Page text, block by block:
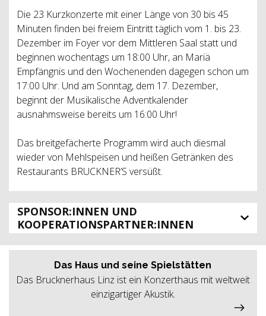
Die 23 Kurzkonzerte mit einer Länge von 30 bis 45
Minuten finden bei freiem Eintritt täglich vom 1. bis 23.
Dezember im Foyer vor dem Mittleren Saal statt und
beginnen wochentags um 18:00 Uhr, an Mariä
Empfängnis und den Wochenenden dagegen schon um
17:00 Uhr. Und am Sonntag, dem 17. Dezember,
beginnt der Musikalische Adventkalender
ausnahmsweise bereits um 16:00 Uhr!
Das breitgefächerte Programm wird auch diesmal
wieder von Mehlspeisen und heißen Getränken des
Restaurants BRUCKNER’S versüßt.
SPONSOR:INNEN UND
KOOPERATIONSPARTNER:INNEN
Das Haus und seine Spielstätten
Das Brucknerhaus Linz ist ein Konzerthaus mit weltweit
einzigartiger Akustik.